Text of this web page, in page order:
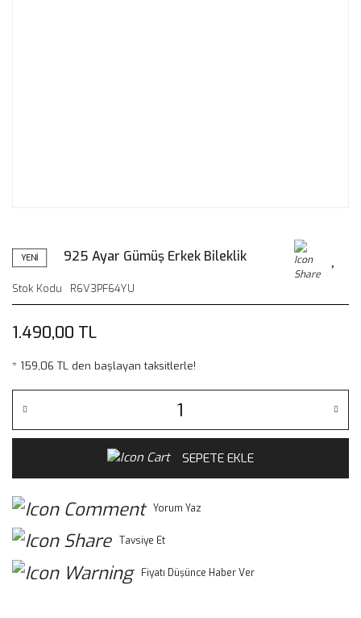
YENİ 925 Ayar Gümüş Erkek Bileklik
Stok Kodu R6V3PF64YU
1.490,00 TL
* 159,06 TL den başlayan taksitlerle!
SEPETE EKLE
Yorum Yaz
Tavsiye Et
Fiyatı Düşünce Haber Ver